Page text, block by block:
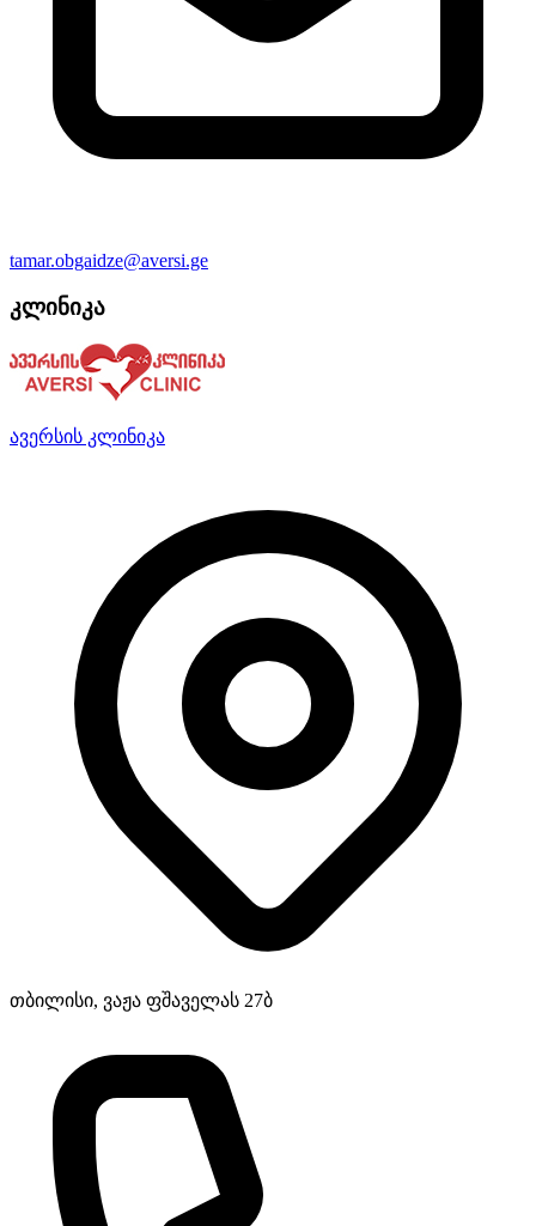
tamar.obgaidze@aversi.ge
კლინიკა
ავერსის კლინიკა
თბილისი, ვაჟა ფშაველას 27ბ